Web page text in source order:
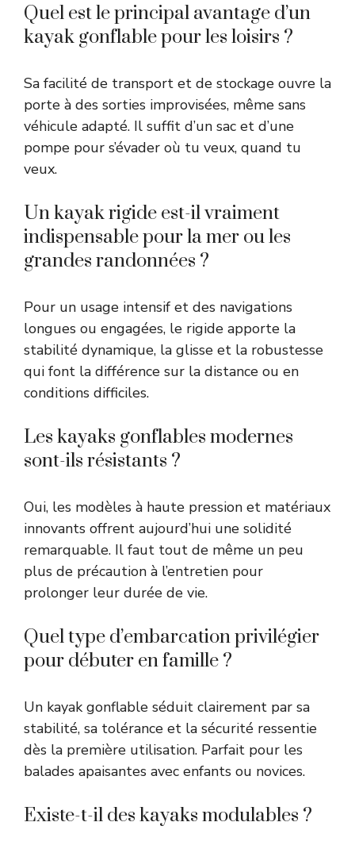
Quel est le principal avantage d’un
kayak gonflable pour les loisirs ?
Sa facilité de transport et de stockage ouvre la
porte à des sorties improvisées, même sans
véhicule adapté. Il suffit d’un sac et d’une
pompe pour s’évader où tu veux, quand tu
veux.
Un kayak rigide est-il vraiment
indispensable pour la mer ou les
grandes randonnées ?
Pour un usage intensif et des navigations
longues ou engagées, le rigide apporte la
stabilité dynamique, la glisse et la robustesse
qui font la différence sur la distance ou en
conditions difficiles.
Les kayaks gonflables modernes
sont-ils résistants ?
Oui, les modèles à haute pression et matériaux
innovants offrent aujourd’hui une solidité
remarquable. Il faut tout de même un peu
plus de précaution à l’entretien pour
prolonger leur durée de vie.
Quel type d’embarcation privilégier
pour débuter en famille ?
Un kayak gonflable séduit clairement par sa
stabilité, sa tolérance et la sécurité ressentie
dès la première utilisation. Parfait pour les
balades apaisantes avec enfants ou novices.
Existe-t-il des kayaks modulables ?